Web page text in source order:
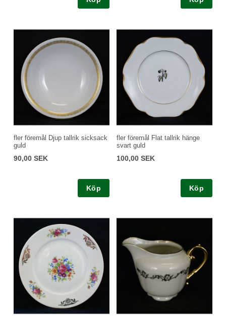
fler föremål Djup tallrik sicksack
guld
90,00 SEK
Köp
fler föremål Flat tallrik hänge
svart guld
100,00 SEK
Köp